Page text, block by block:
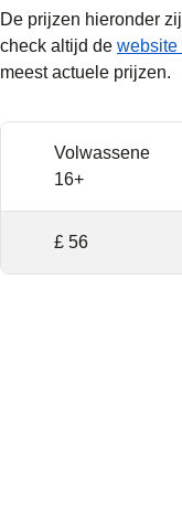
De prijzen hieronder
check altijd de website
meest actuele prijzen.
Volwassene
16+
£ 56